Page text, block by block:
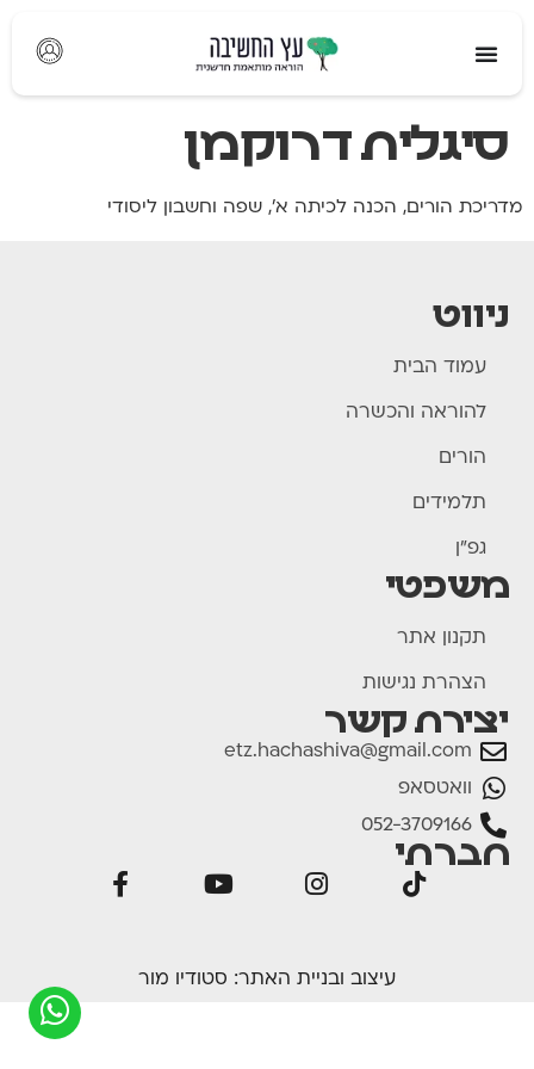
סיגלית דרוקמן
מדריכת הורים, הכנה לכיתה א', שפה וחשבון ליסודי
ניווט
עמוד הבית
להוראה והכשרה
הורים
תלמידים
גפ"ן
משפטי
תקנון אתר
הצהרת נגישות
יצירת קשר
etz.hachashiva@gmail.com
וואטסאפ
052-3709166
חברתי
עיצוב ובניית האתר: סטודיו מור